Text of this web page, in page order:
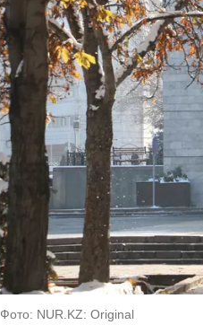
Фото: NUR.KZ: Original